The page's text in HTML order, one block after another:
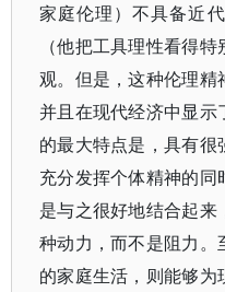
家庭伦理）不具备近
（他把工具理性看得
观。但是，这种伦理精
并且在现代经济中显示
的最大特点是，具有
充分发挥个体精神的
是与之很好地结合起
种动力，而不是阻力。
的家庭生活，则能够